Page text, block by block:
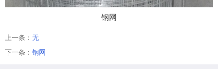
钢网
上一条： 无
下一条： 钢网